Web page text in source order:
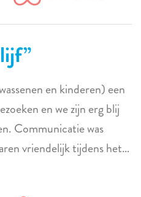
en kinderen) een
en we zijn erg blij
Communicatie was
vriendelijk tijdens het
nieuw of onlangs